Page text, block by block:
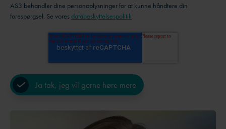
AS3 behandler dine personoplysninger for at kunne håndtere din
forespørgsel. Se vores databeskyttelsespolitik